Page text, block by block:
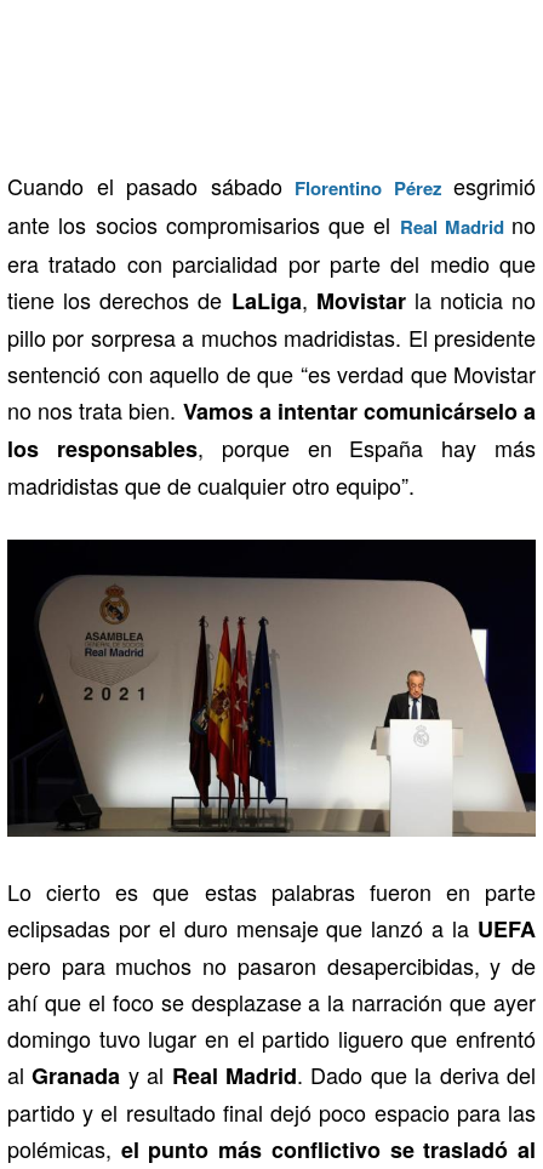
Cuando el pasado sábado Florentino Pérez esgrimió
ante los socios compromisarios que el Real Madrid no
era tratado con parcialidad por parte del medio que
tiene los derechos de LaLiga, Movistarla noticia no
pillo por sorpresa a muchos madridistas. El presidente
sentenció con aquello de que “es verdad que Movistar
no nos trata bien. Vamos a intentar comunicárselo a
los responsables, porque en España hay más
madridistas que de cualquier otro equipo”.
Lo cierto es que estas palabras fueron en parte
eclipsadas por el duro mensaje que lanzó a la UEFA
pero para muchos no pasaron desapercibidas, y de
ahí que el foco se desplazase a la narración que ayer
domingo tuvo lugar en el partido liguero que enfrentó
alGranada y al Real Madrid. Dado que la deriva del
partido y el resultado final dejó poco espacio para las
polémicas, el punto más conflictivo se trasladó al